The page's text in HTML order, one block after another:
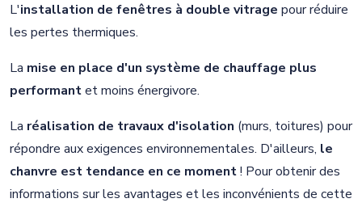
L'installation de fenêtres à double vitrage pour réduire
les pertes thermiques.
La mise en place d'un système de chauffage plus
performantet moins énergivore.
La réalisation de travaux d'isolation (murs, toitures) pour
répondre aux exigences environnementales. D'ailleurs, le
chanvre est tendance en ce moment! Pour obtenir des
informations sur les avantages et les inconvénients de cette